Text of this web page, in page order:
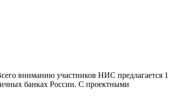
вниманию участников НИС предлагается 1
банках России. С проектными